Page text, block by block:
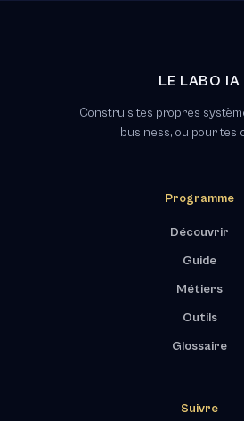
LE LABO IA
Construis tes propres
business, ou pour tes
Programme
Découvrir
Guide
Métiers
Outils
Glossaire
Suivre